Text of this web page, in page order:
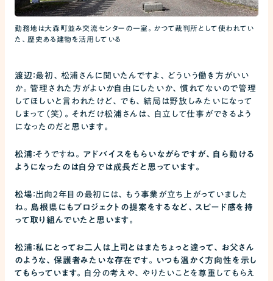
勤務地は大森町並み交流センターの一室。かつて裁判所として使われてい
た、歴史ある建物を活用している
渡辺：最初、松浦さんに聞いたんですよ、どういう働き方がいい
か。管理された方がよいか自由にしたいか、慣れてないので管理
してほしいと⾔われたけど、でも、結局は野放しみたいになって
しまって（笑）。それだけ松浦さんは、自立して仕事ができるよう
になったのだと思います。
松浦：そうですね。 アドバイスをもらいながらですが、自ら動ける
ようになったのは自分では成長だと思っています。
松場：出向2年目の最初には、もう事業が立ち上がっていました
ね。 島根県にもプロジェクトの提案をするなど、スピード感を持
って取り組んでいたと思います。
松浦：私にとってお二人は上司とはまたちょっと違って、お父さん
のような、保護者みたいな存在です。いつも温かく方向性を示し
てもらっています。 自分の考えや、やりたいことを尊重してもらえ